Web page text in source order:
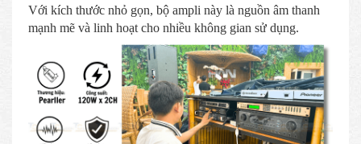
Với kích thước nhỏ gọn, bộ ampli này là nguồn âm thanh
mạnh mẽ và linh hoạt cho nhiều không gian sử dụng.